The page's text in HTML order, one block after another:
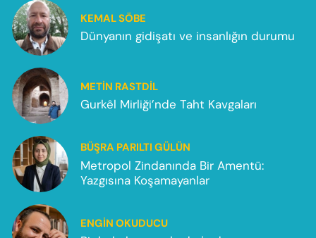
KEMAL SÖBE
Dünyanın gidişatı ve insanlığın durumu
METIN RASTDIL
Gurkêl Mirliği’nde Taht Kavgaları
BÜŞRA PARILTI GÜLÜN
Metropol Zindanında Bir Amentü:
Yazgısına Koşamayanlar
ENGIN OKUDUCU